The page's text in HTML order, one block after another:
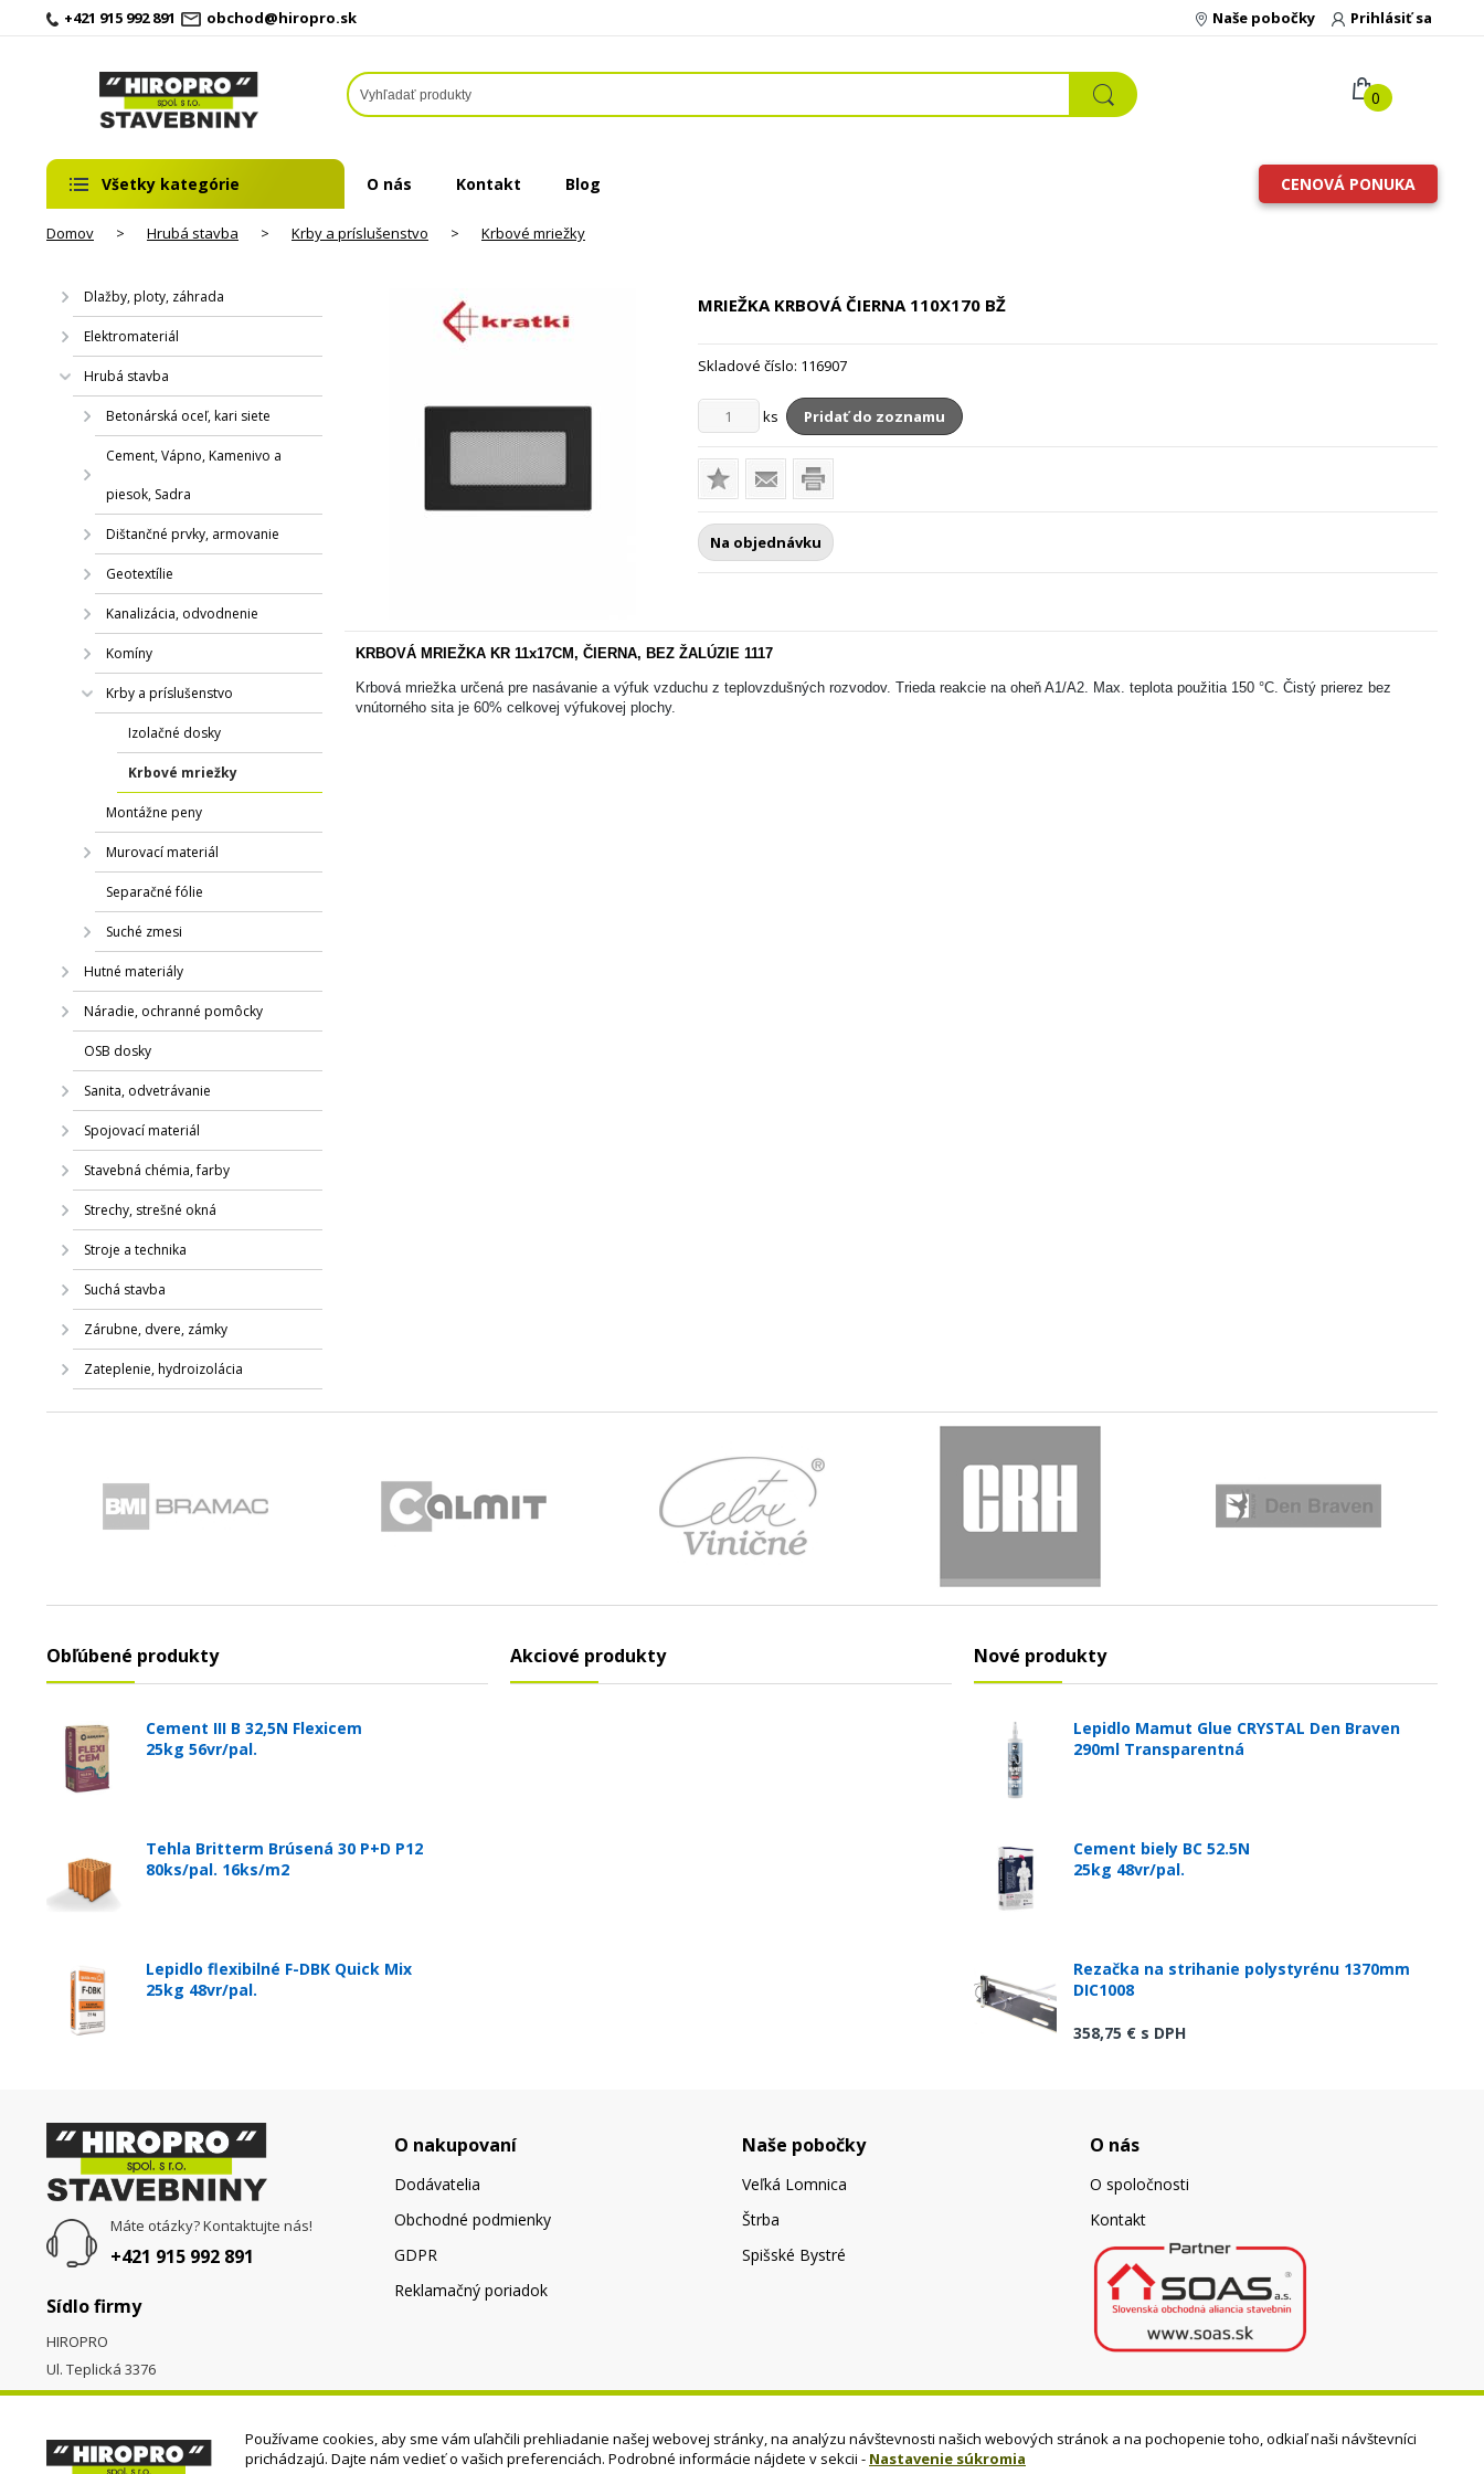
+421 915 992 891 obchod@hiropro.sk Prihlásiť sa
Naše pobočky
0
Všetky kategórie O nás Kontakt Blog CENOVÁ PONUKA
Domov > Hrubá stavba > Krby a príslušenstvo > Krbové mriežky
Dlažby, ploty, záhrada
Elektromateriál
Hrubá stavba
Betonárská oceľ, kari siete
Cement, Vápno, Kamenivo a
piesok, Sadra
Dištančné prvky, armovanie
Geotextílie
Kanalizácia, odvodnenie
Komíny
Krby a príslušenstvo
Izolačné dosky
Krbové mriežky
Montážne peny
Murovací materiál
Separačné fólie
Suché zmesi
Hutné materiály
Náradie, ochranné pomôcky
OSB dosky
Sanita, odvetrávanie
Spojovací materiál
Stavebná chémia, farby
Strechy, strešné okná
Stroje a technika
Suchá stavba
Zárubne, dvere, zámky
Zateplenie, hydroizolácia
MRIEŽKA KRBOVÁ ČIERNA 110X170 BŽ
Skladové číslo: 116907
ks Pridať do zoznamu
Na objednávku
KRBOVÁ MRIEŽKA KR 11x17CM, ČIERNA, BEZ ŽALÚZIE 1117
Krbová mriežka určená pre nasávanie a výfuk vzduchu z teplovzdušných rozvodov. Trieda reakcie na oheň A1/A2. Max. teplota použitia 150 °C. Čistý prierez bez
vnútorného sita je 60% celkovej výfukovej plochy.
Obľúbené produkty
Cement III B 32,5N Flexicem
25kg 56vr/pal.
Tehla Britterm Brúsená 30 P+D P12
80ks/pal. 16ks/m2
Lepidlo flexibilné F-DBK Quick Mix
25kg 48vr/pal.
Akciové produkty Nové produkty
Lepidlo Mamut Glue CRYSTAL Den Braven
290ml Transparentná
Cement biely BC 52.5N
25kg 48vr/pal.
Rezačka na strihanie polystyrénu 1370mm
DIC1008
358,75 € s DPH
Máte otázky? Kontaktujte nás!
+421 915 992 891
Sídlo firmy
HIROPRO
Ul. Teplická 3376
058 01Poprad
O nakupovaní
Dodávatelia
Obchodné podmienky
GDPR
Reklamačný poriadok
Naše pobočky
Veľká Lomnica
Štrba
Spišské Bystré
O nás
O spoločnosti
Kontakt
Používame cookies, aby sme vám uľahčili prehliadanie našej webovej stránky, na analýzu návštevnosti našich webových stránok a na pochopenie toho, odkiaľ naši návštevníci
prichádzajú. Dajte nám vedieť o vašich preferenciách. Podrobné informácie nájdete v sekcii - Nastavenie súkromia